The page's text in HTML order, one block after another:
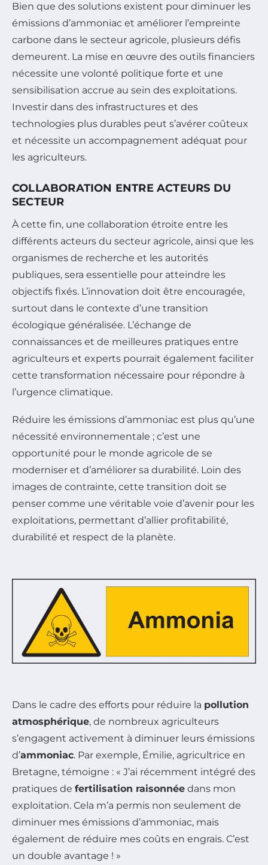
Bien que des solutions existent pour diminuer les
émissions d’ammoniac et améliorer l’empreinte
carbone dans le secteur agricole, plusieurs défis
demeurent. La mise en œuvre des outils financiers
nécessite une volonté politique forte et une
sensibilisation accrue au sein des exploitations.
Investir dans des infrastructures et des
technologies plus durables peut s’avérer coûteux
et nécessite un accompagnement adéquat pour
les agriculteurs.
COLLABORATION ENTRE ACTEURS DU
SECTEUR
À cette fin, une collaboration étroite entre les
différents acteurs du secteur agricole, ainsi que les
organismes de recherche et les autorités
publiques, sera essentielle pour atteindre les
objectifs fixés. L’innovation doit être encouragée,
surtout dans le contexte d’une transition
écologique généralisée. L’échange de
connaissances et de meilleures pratiques entre
agriculteurs et experts pourrait également faciliter
cette transformation nécessaire pour répondre à
l’urgence climatique.
Réduire les émissions d’ammoniac est plus qu’une
nécessité environnementale ; c’est une
opportunité pour le monde agricole de se
moderniser et d’améliorer sa durabilité. Loin des
images de contrainte, cette transition doit se
penser comme une véritable voie d’avenir pour les
exploitations, permettant d’allier profitabilité,
durabilité et respect de la planète.
Dans le cadre des efforts pour réduire la pollution
atmosphérique, de nombreux agriculteurs
s’engagent activement à diminuer leurs émissions
d’ammoniac. Par exemple, Émilie, agricultrice en
Bretagne, témoigne : « J’ai récemment intégré des
pratiques de fertilisation raisonnée dans mon
exploitation. Cela m’a permis non seulement de
diminuer mes émissions d’ammoniac, mais
également de réduire mes coûts en engrais. C’est
un double avantage ! »